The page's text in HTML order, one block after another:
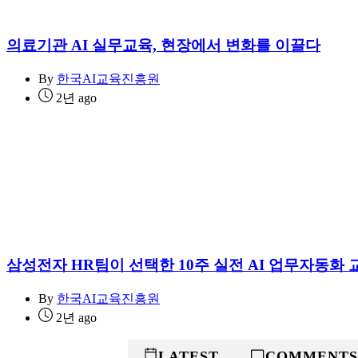
의료기관 AI 실무교육, 현장에서 변화를 이끌다
By 한국AI교육진흥원
2년 ago
삼성전자 HR팀이 선택한 10주 실전 AI 업무자동화
By 한국AI교육진흥원
2년 ago